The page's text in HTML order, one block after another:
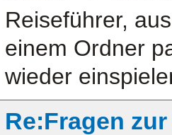
Reiseführer,
einem Ordner
wieder
Re:Fragen